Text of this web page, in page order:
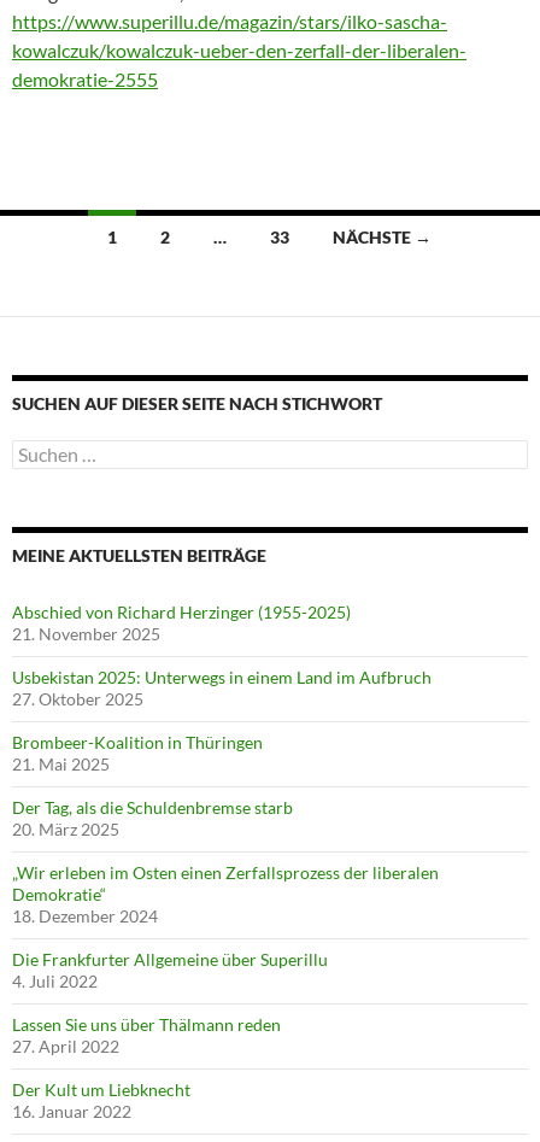
https://www.superillu.de/magazin/stars/ilko-sascha-
kowalczuk/kowalczuk-ueber-den-zerfall-der-liberalen-
demokratie-2555
Beitragsnavigation
1 2 … 33 NÄCHSTE →
SUCHEN AUF DIESER SEITE NACH STICHWORT
Suche
nach:
MEINE AKTUELLSTEN BEITRÄGE
Abschied von Richard Herzinger (1955-2025)
21. November 2025
Usbekistan 2025: Unterwegs in einem Land im Aufbruch
27. Oktober 2025
Brombeer-Koalition in Thüringen
21. Mai 2025
Der Tag, als die Schuldenbremse starb
20. März 2025
„Wir erleben im Osten einen Zerfallsprozess der liberalen
Demokratie“
18. Dezember 2024
Die Frankfurter Allgemeine über Superillu
4. Juli 2022
Lassen Sie uns über Thälmann reden
27. April 2022
Der Kult um Liebknecht
16. Januar 2022